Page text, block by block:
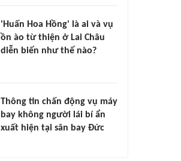
'Huấn Hoa Hồng' là ai và vụ
ồn ào từ thiện ở Lai Châu
diễn biến như thế nào?
Thông tin chấn động vụ máy
bay không người lái bí ẩn
xuất hiện tại sân bay Đức